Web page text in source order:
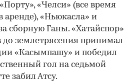
«Челси» (все время
аренде), «Ньюкасла» и
сборную Ганы. «Хатайспор»
до землетрясения принимал
«Касымпашу» и победил
гол на седьмой
забил Атсу.